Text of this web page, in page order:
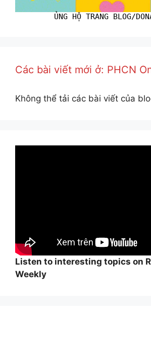
ỦNG HỘ TRANG BLOG/
Các bài viết mới ở: PHCN
Không thể tải các bài viết của
Listen to interesting topics on
Weekly